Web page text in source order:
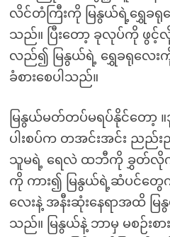
လိင်တံကြီးကို မြနွယ်ရဲ့ရွှေ
သည်။ ပြီးတော့ ခုလုပ်ကို ဖွ
လည်၍ မြနွယ်ရဲ့ ရွှေခရုလေးကို
ခံစားစေပါသည်။
မြနွယ်မတ်တပ်မရပ်နိုင်တော့
ပါးစပ်က တအင်းအင်း ညည်
သူမရဲ့ ရေလဲ ထဘီကို ခွှတ်လိုက်ပ
ကို ကား၍ မြနွယ်ရဲ့ဆံပင်တွေ
လေးနဲ့ အနီးဆုံးနေရာအထိ
သည်။ မြနွယ်နဲ့ ဘာမှ မစဉ်း